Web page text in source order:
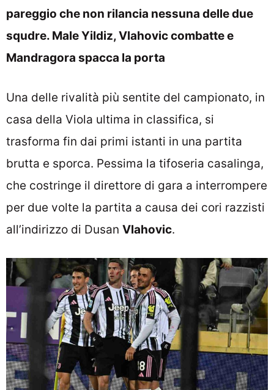
pareggio che non rilancia nessuna delle due
squdre. Male Yildiz, Vlahovic combatte e
Mandragora spacca la porta
Una delle rivalità più sentite del campionato, in
casa della Viola ultima in classifica, si
trasforma fin dai primi istanti in una partita
brutta e sporca. Pessima la tifoseria casalinga,
che costringe il direttore di gara a interrompere
per due volte la partita a causa dei cori razzisti
all’indirizzo di Dusan Vlahovic.